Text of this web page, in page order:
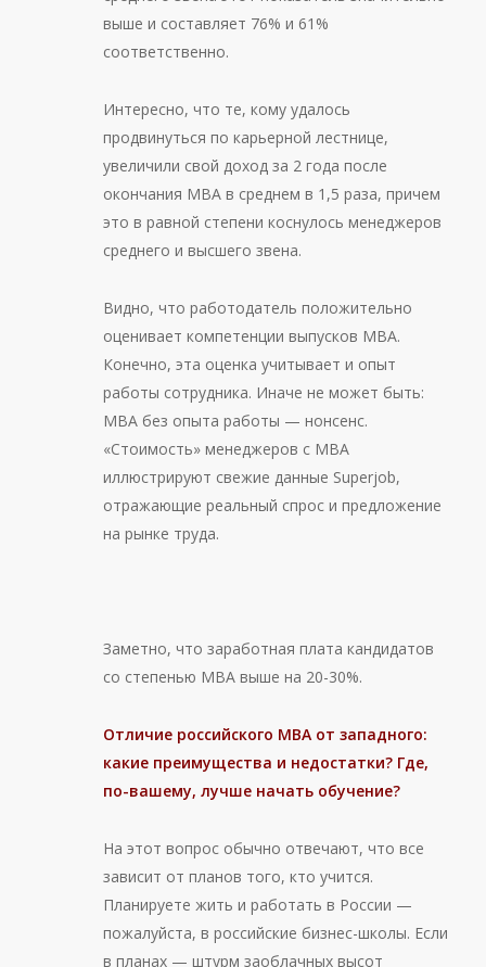
выше и составляет 76% и 61%
соответственно.
Интересно, что те, кому удалось
продвинуться по карьерной лестнице,
увеличили свой доход за 2 года после
окончания MBA в среднем в 1,5 раза, причем
это в равной степени коснулось менеджеров
среднего и высшего звена.
Видно, что работодатель положительно
оценивает компетенции выпусков МВА.
Конечно, эта оценка учитывает и опыт
работы сотрудника. Иначе не может быть:
МВА без опыта работы — нонсенс.
«Стоимость» менеджеров с МВА
иллюстрируют свежие данные Superjob,
отражающие реальный спрос и предложение
на рынке труда.
Заметно, что заработная плата кандидатов
со степенью МВА выше на 20-30%.
Отличие российского MBA от западного:
какие преимущества и недостатки? Где,
по-вашему, лучше начать обучение?
На этот вопрос обычно отвечают, что все
зависит от планов того, кто учится.
Планируете жить и работать в России —
пожалуйста, в российские бизнес-школы. Если
в планах — штурм заоблачных высот